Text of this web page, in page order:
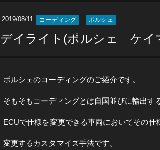
2019/08/11 コーディング ポルシェ
デイライト(ポルシェ ケイ
ポルシェのコーディングのご紹介です。
そもそもコーディングとは自国並びに輸出す
ECUで仕様を変更できる車両においてその仕
変更するカスタマイズ手法です。